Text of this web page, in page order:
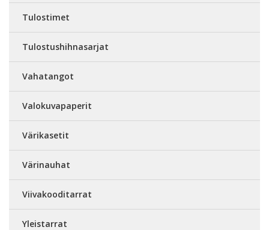
Tulostimet
Tulostushihnasarjat
Vahatangot
Valokuvapaperit
Värikasetit
Värinauhat
Viivakooditarrat
Yleistarrat